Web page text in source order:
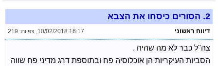
2. הסורים כיסחו את הצבא
דיווח ראשוני 10/02/2018 16:17
, צפיות: 219
צה"ל כבר לא מה שהיה .
הסביות העיקריות הן אוכלוסיה פח ובתוספת דרג מדיני פח שווה